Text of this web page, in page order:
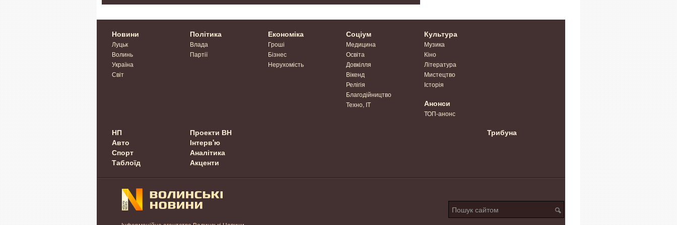
Новини
Луцьк
Волинь
Україна
Світ
Політика
Влада
Партії
Економіка
Гроші
Бізнес
Нерухомість
Соціум
Медицина
Освіта
Довкілля
Вікенд
Релігія
Благодійництво
Техно, IT
Культура
Музика
Кіно
Література
Мистецтво
Історія
Анонси
ТОП-анонс
НП
Авто
Спорт
Таблоїд
Проекти ВН
Інтерв'ю
Аналітика
Акценти
Трибуна